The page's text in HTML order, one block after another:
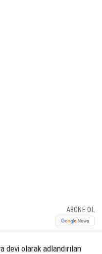
ABONE OL
devi olarak adlandırılan